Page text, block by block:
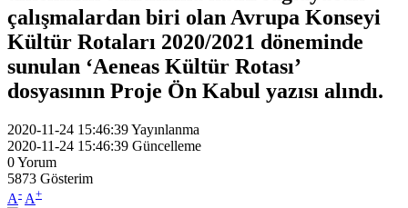
çalışmalardan biri olan Avrupa Konseyi
Kültür Rotaları 2020/2021 döneminde
sunulan ‘Aeneas Kültür Rotası’
dosyasının Proje Ön Kabul yazısı alındı.
2020-11-24 15:46:39Yayınlanma
2020-11-24 15:46:39 Güncelleme
0Yorum
5873 Gösterim
A- A+